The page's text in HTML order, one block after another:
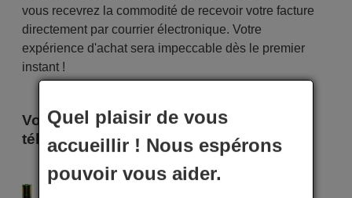
vous recevrez la commodité de recevoir votre facture
directement par courrier électronique. Votre
expérience d'achat sera impeccable dès le premier
instant !
Voici certains modèles qui utilisent cette
télécommande
LINTON 28736
Quel plaisir de vous
accueillir ! Nous espérons
pouvoir vous aider.